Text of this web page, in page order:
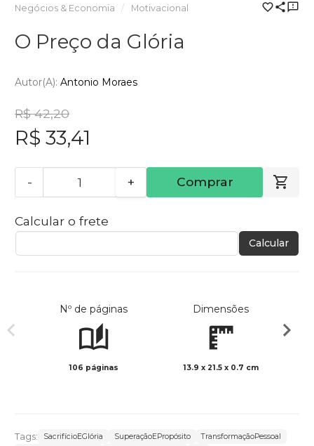
Negócios & Economia Motivacional
O Preço da Glória
Autor(a): Antonio Moraes
R$ 42,20
R$ 33,41
- + Comprar
Calcular o frete
Calcular
Nº de páginas
106 páginas
Dimensões
13.9 x 21.5 x 0.7 cm
Tags: SacrifícioEGlória SuperaçãoEPropósito
TransformaçãoPessoal